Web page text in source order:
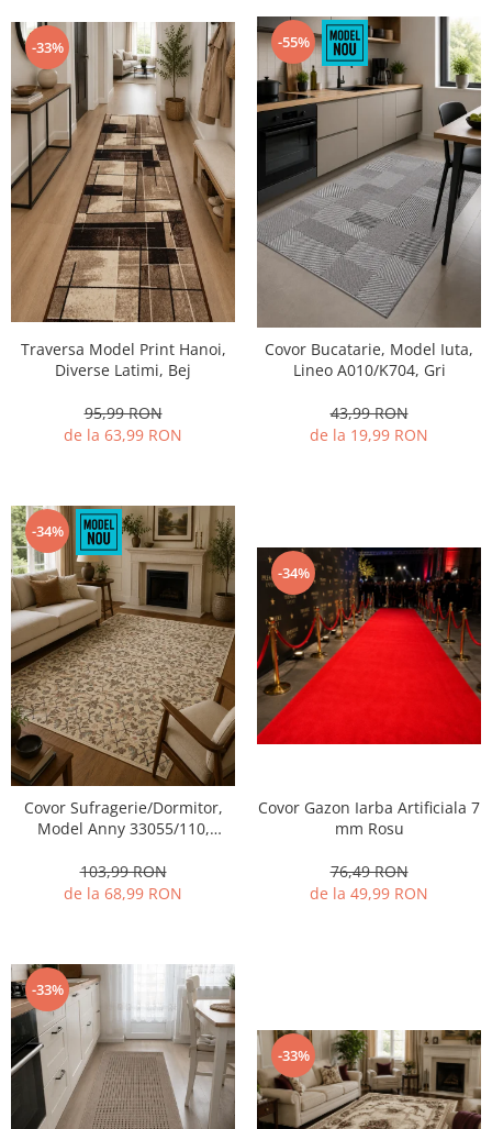
-33%
Traversa Model Print Hanoi,
Diverse Latimi, Bej
95,99 RON
de la 63,99 RON
-55%
Covor Bucatarie, Model Iuta,
Lineo A010/K704, Gri
43,99 RON
de la 19,99 RON
-34%
Covor Sufragerie/Dormitor,
Model Anny 33055/110,
103,99 RON
de la 68,99 RON
-34%
Covor Gazon Iarba Artificiala 7
mm Rosu
76,49 RON
de la 49,99 RON
-33%
-33%